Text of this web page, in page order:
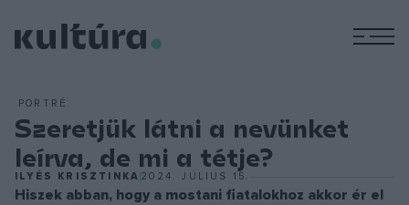
PORTRÉ
Szeretjük látni a nevünket
leírva, de mi a tétje?
ILYÉS KRISZTINKA2024. JÚLIUS 15.
Hiszek abban, hogy a mostani fiatalokhoz akkor ér el